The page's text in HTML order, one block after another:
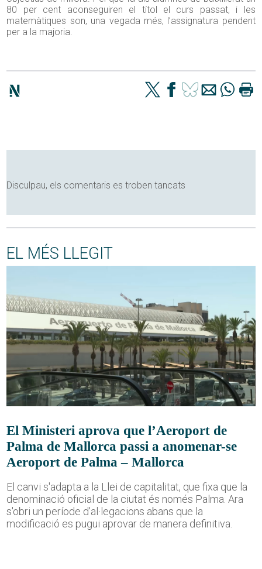
80 per cent aconseguiren el títol el curs passat, i les
matemàtiques son, una vegada més, l’assignatura pendent
per a la majoria.
Disculpau, els comentaris es troben tancats
EL MÉS LLEGIT
El Ministeri aprova que l’Aeroport de
Palma de Mallorca passi a anomenar-se
Aeroport de Palma – Mallorca
El canvi s'adapta a la Llei de capitalitat, que fixa que la
denominació oficial de la ciutat és només Palma. Ara
s'obri un període d'al·legacions abans que la
modificació es pugui aprovar de manera definitiva.